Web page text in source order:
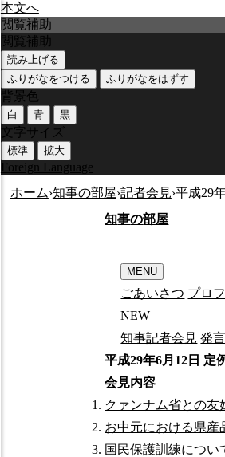
本文へ
閲覧補助
閲覧補助
読み上げる
ふりがなをつける
ふりがなをはずす
背景色
白 青 黒
文字サイズ
標準 拡大
Foreign Language
ホーム›知事の部屋›記者会見›平成29
知事の部屋
MENU
ごあいさつ プロ
NEW
知事記者会見 発
平成29年6月12日 定
会見内容
クァンナム省との
お中元における県産
国民保護訓練につい